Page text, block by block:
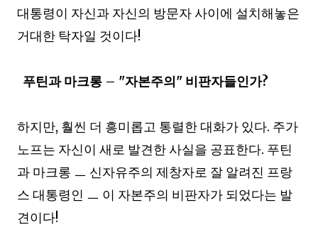
대통령이 자신과 자신의 방문자 사이에 설치해놓은
거대한 탁자일 것이다!
푸틴과 마크롱 – "자본주의" 비판자들인가?
하지만, 훨씬 더 흥미롭고 통렬한 대화가 있다. 주가
노프는 자신이 새로 발견한 사실을 공표한다. 푸틴
과 마크롱 ㅡ 신자유주의 제창자로 잘 알려진 프랑
스 대통령인 ㅡ 이 자본주의 비판자가 되었다는 발
견이다!